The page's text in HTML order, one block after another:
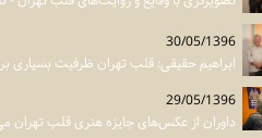
30/05/1396
ابراهیم حقیقی: قلب تهران ظرفیت بسیاری
29/05/1396
داوران از عکس‌های جایزه هنری قلب